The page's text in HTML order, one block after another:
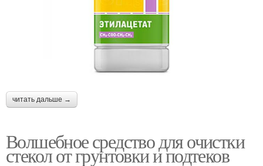
читать дальше →
Волшебное средство для очистки
стекол от грунтовки и подтеков